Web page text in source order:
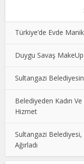
Türkiye’de Evde
Duygu Savaş
Sultangazi
Belediyeden Kadın
Hizmet
Sultangazi Belediyesi,
Ağırladı